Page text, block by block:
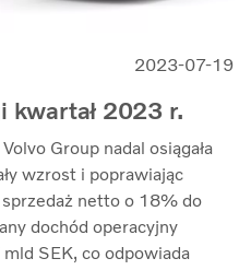
2023-07-19
kwartał 2023 r.
Group nadal osiągała
wzrost i poprawiając
netto o 18% do
dochód operacyjny
SEK, co odpowiada